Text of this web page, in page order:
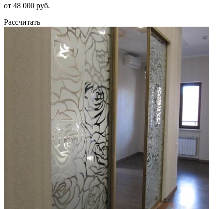
от 48 000 руб.
Рассчитать